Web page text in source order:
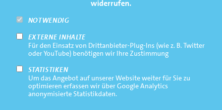
widerrufen.
NOTWENDIG
EXTERNE INHALTE
Für den Einsatz von Drittanbieter-Plug-Ins (wie z. B. Twitter
oder YouTube) benötigen wir Ihre Zustimmung
STATISTIKEN
Um das Angebot auf unserer Website weiter für Sie zu
optimieren erfassen wir über Google Analytics
anonymisierte Statistikdaten.
NEWSLETTER
Footernavigation
Bottom
Impressum
Datenschutz